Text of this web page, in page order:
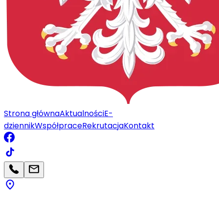
Strona głównaAktualnościE-
dziennikWspółpraceRekrutacjaKontakt